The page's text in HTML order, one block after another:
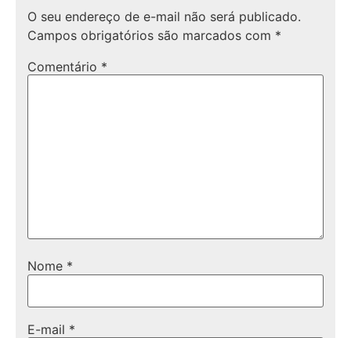
O seu endereço de e-mail não será publicado.
Campos obrigatórios são marcados com *
Comentário *
Nome *
E-mail *